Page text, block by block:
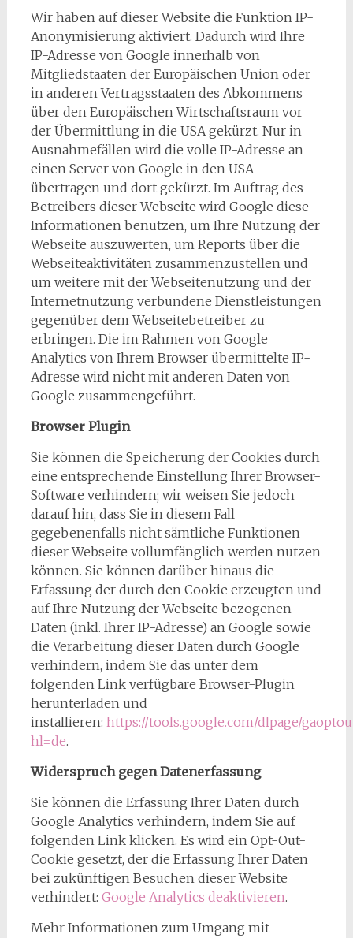
Wir haben auf dieser Website die Funktion IP-
Anonymisierung aktiviert. Dadurch wird Ihre
IP-Adresse von Google innerhalb von
Mitgliedstaaten der Europäischen Union oder
in anderen Vertragsstaaten des Abkommens
über den Europäischen Wirtschaftsraum vor
der Übermittlung in die USA gekürzt. Nur in
Ausnahmefällen wird die volle IP-Adresse an
einen Server von Google in den USA
übertragen und dort gekürzt. Im Auftrag des
Betreibers dieser Webseite wird Google diese
Informationen benutzen, um Ihre Nutzung der
Webseite auszuwerten, um Reports über die
Webseiteaktivitäten zusammenzustellen und
um weitere mit der Webseitenutzung und der
Internetnutzung verbundene Dienstleistungen
gegenüber dem Webseitebetreiber zu
erbringen. Die im Rahmen von Google
Analytics von Ihrem Browser übermittelte IP-
Adresse wird nicht mit anderen Daten von
Google zusammengeführt.
Browser Plugin
Sie können die Speicherung der Cookies durch
eine entsprechende Einstellung Ihrer Browser-
Software verhindern; wir weisen Sie jedoch
darauf hin, dass Sie in diesem Fall
gegebenenfalls nicht sämtliche Funktionen
dieser Webseite vollumfänglich werden nutzen
können. Sie können darüber hinaus die
Erfassung der durch den Cookie erzeugten und
auf Ihre Nutzung der Webseite bezogenen
Daten (inkl. Ihrer IP-Adresse) an Google sowie
die Verarbeitung dieser Daten durch Google
verhindern, indem Sie das unter dem
folgenden Link verfügbare Browser-Plugin
herunterladen und
installieren: https://tools.google.com/dlpage/
hl=de.
Widerspruch gegen Datenerfassung
Sie können die Erfassung Ihrer Daten durch
Google Analytics verhindern, indem Sie auf
folgenden Link klicken. Es wird ein Opt-Out-
Cookie gesetzt, der die Erfassung Ihrer Daten
bei zukünftigen Besuchen dieser Website
verhindert: Google Analytics deaktivieren.
Mehr Informationen zum Umgang mit